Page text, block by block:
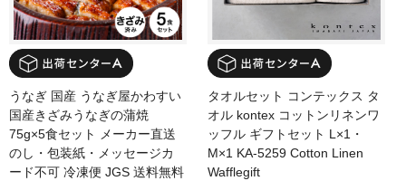
うなぎ 国産 うなぎ屋かわすい
国産きざみうなぎの蒲焼
75g×5食セット メーカー直送
のし・包装紙・メッセージカ
ード不可 冷凍便 JGS 送料無料
タオルセット コンテックス タ
オル kontex コットンリネンワ
ッフル ギフトセット L×1・
M×1 KA-5259 Cotton Linen
Wafflegift